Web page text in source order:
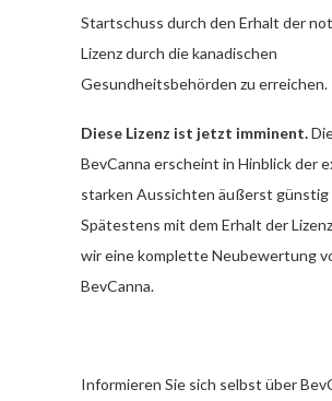
Startschuss durch den Erhalt der
Lizenz durch die kanadischen
Gesundheitsbehörden zu erreichen.
Diese Lizenz ist jetzt imminent.
BevCanna erscheint in Hinblick der
starken Aussichten äußerst
Spätestens mit dem Erhalt der
wir eine komplette Neubewertung
BevCanna.
Informieren Sie sich selbst über